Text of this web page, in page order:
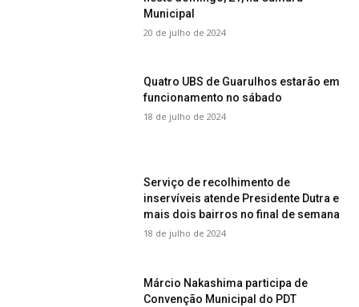
Municipal
20 de julho de 2024
Quatro UBS de Guarulhos estarão em
funcionamento no sábado
18 de julho de 2024
Serviço de recolhimento de
inservíveis atende Presidente Dutra e
mais dois bairros no final de semana
18 de julho de 2024
Márcio Nakashima participa de
Convenção Municipal do PDT